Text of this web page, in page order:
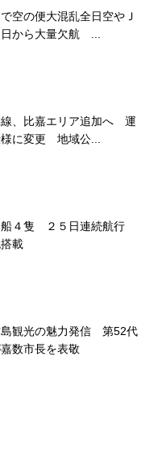
空の便大混乱全日空やＪ
から大量欠航 ...
、比嘉エリア追加へ 運
に変更 地域公...
船４隻 ２５日連続航行
載
島観光の魅力発信 第52代
数市長を表敬